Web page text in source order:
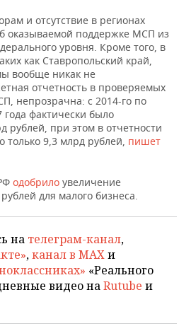
и отсутствие в регионах
оказываемой поддержке МСП из
уровня. Кроме того, в
как Ставропольский край,
вообще никак не
отчетность в проверяемых
непрозрачна: с 2014-го по
года фактически было
рублей, при этом в отчетности
только 9,3 млрд рублей, пишет
одобрило увеличение
для малого бизнеса.
на телеграм-канал,
,канал в MAXи
«Реального
видео наRutube и